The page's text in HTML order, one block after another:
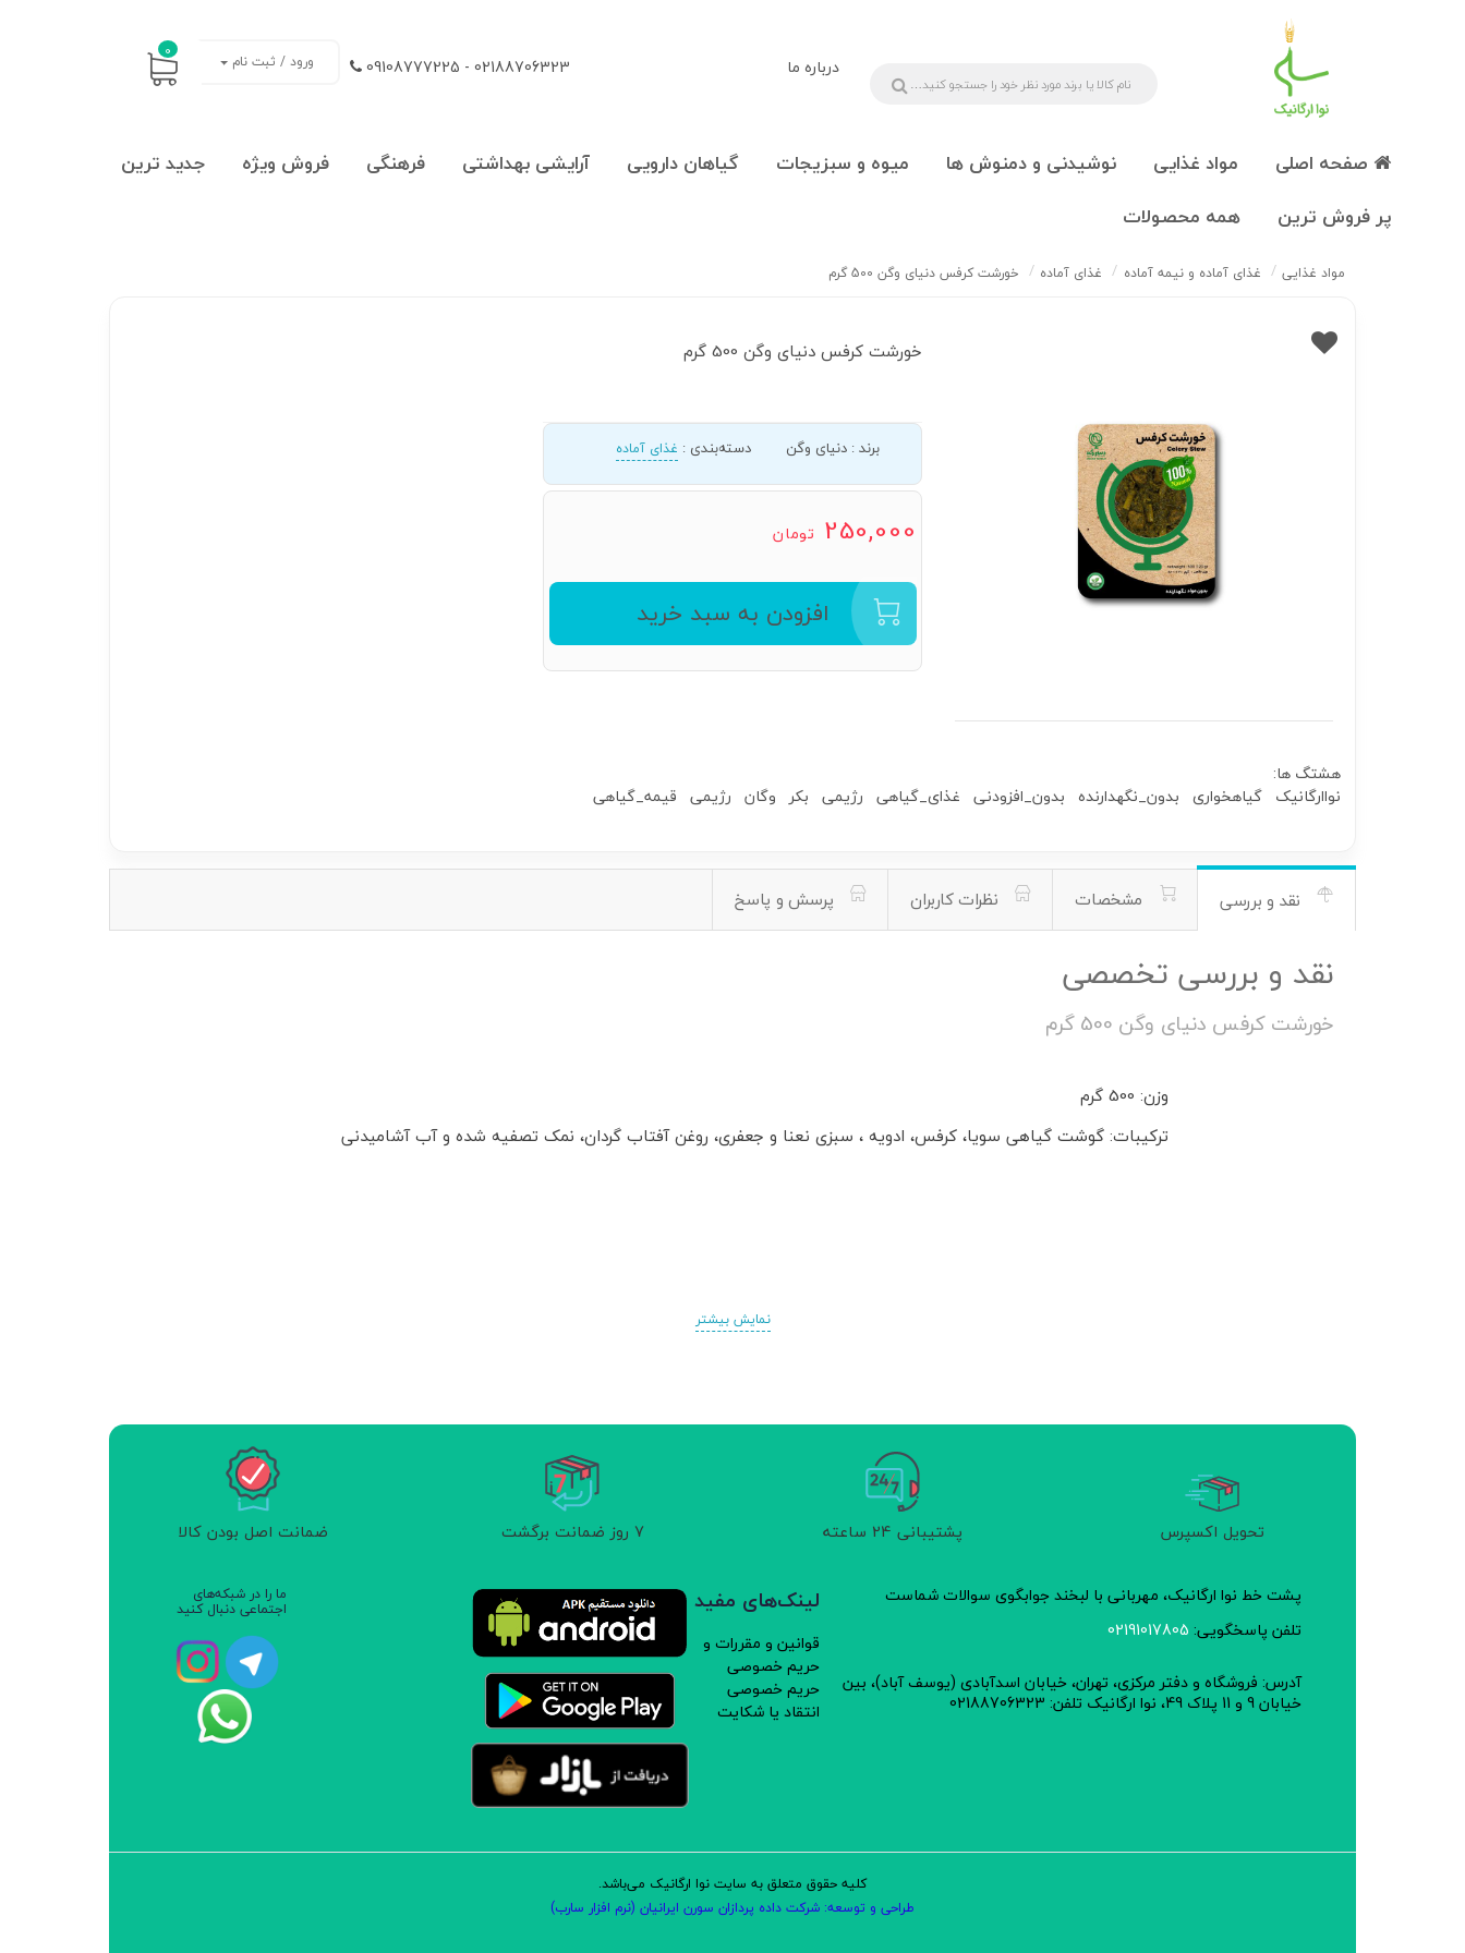
درباره ما 02188706323 - 09108777225 ورود / ثبت نام 0
صفحه اصلی مواد غذایی نوشیدنی و دمنوش ها میوه و سبزیجات گیاهان دارویی آرایشی بهداشتی فرهنگی فروش ویژه
جدید ترین
پر فروش ترین
همه محصولات
مواد غذایی غذای آماده و نیمه آماده غذای آماده خورشت کرفس دنیای وگن 500 گرم
خورشت کرفس دنیای وگن 500 گرم
برند:دنیای وگن دسته‌بندی : غذای آماده
250,000 تومان
افزودن به سبد خرید
هشتگ ها:
نواارگانیک گیاهخواری بدون_نگهدارنده بدون_افزودنی غذای_گیاهی رژیمی بکر وگان رژیمی قیمه_گیاهی
نقد و بررسی مشخصات نظرات کاربران پرسش و پاسخ
نقد و بررسی تخصصی
خورشت کرفس دنیای وگن 500 گرم
وزن: 500 گرم
ترکیبات: گوشت گیاهی سویا، کرفس، ادویه ، سبزی نعنا و جعفری، روغن آفتاب گردان، نمک تصفیه شده و آب آشامیدنی
نمایش بیشتر
تحویل اکسپرس پشتیبانی 24 ساعته 7 روز ضمانت برگشت ضمانت اصل بودن کالا
پشت خط نوا ارگانیک، مهربانی با لبخند جوابگوی سوالات شماست
تلفن پاسخگویی: 02191017805
آدرس: فروشگاه و دفتر مرکزی، تهران، خیابان اسدآبادی (یوسف آباد)، بین
خیابان 9 و 11 پلاک 49، نوا ارگانیک تلفن: 02188706323
لینک‌های مفید
قوانین و مقررات و
حریم خصوصی
حریم خصوصی
انتقاد یا شکایت
ما را در شبکه‌های
اجتماعی دنبال کنید
کلیه حقوق متعلق به سایت نوا ارگانیک می‌باشد.
طراحی و توسعه: شرکت داده پردازان سورن ایرانیان (نرم افزار سارب)